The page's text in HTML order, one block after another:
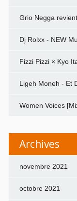
Grio Negga
Dj Rolxx - NEW
Fizzi Pizzi × Kyo
Ligeh Moneh - Et
Women Voices
Archives
novembre 2021
octobre 2021